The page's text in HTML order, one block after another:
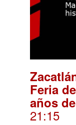
Feria
años
21:15